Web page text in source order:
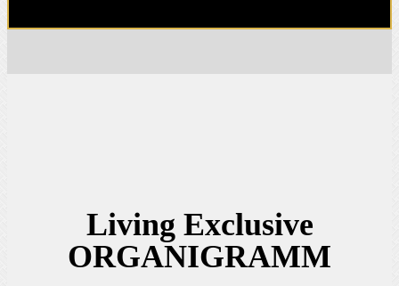
Living Exclusive
ORGANIGRAMM